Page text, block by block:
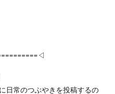
日常のつぶやきを投稿するの